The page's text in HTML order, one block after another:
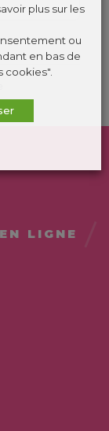
LIGNE
plus sur les
ou
en bas de
cookies".